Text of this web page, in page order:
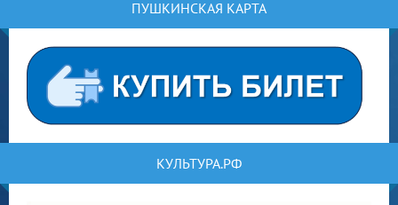
ПУШКИНСКАЯ КАРТА
КУЛЬТУРА.РФ